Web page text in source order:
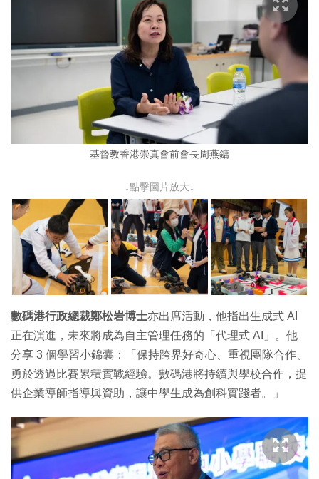
基督教香港崇真會前會長周燕鏞
↓點擊圖片放大↓
數碼港行政總裁鄭松岩博士亦出席活動，他指出生成式 AI
正在演進，未來將成為自主管理任務的「代理式 AI」。他
分享 3 個學習小錦囊：「保持跨界好奇心、重視團隊合作、
勇於透過比賽累積實戰經驗。數碼港將持續與學校合作，提
供企業導師指導與資助，讓中學生成為創科實踐者。」